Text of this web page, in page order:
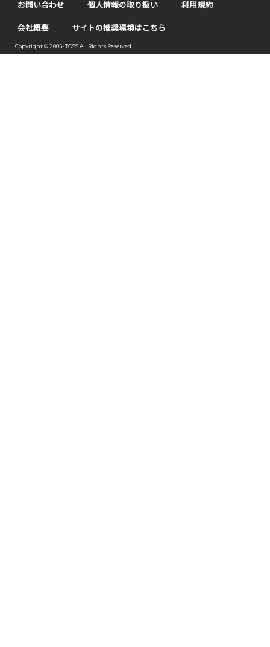
お問い合わせ 個人情報の取り扱い 利用規約
会社概要 サイトの推奨環境はこちら
Copyright © 2005- TOSS All Rights Reserved.